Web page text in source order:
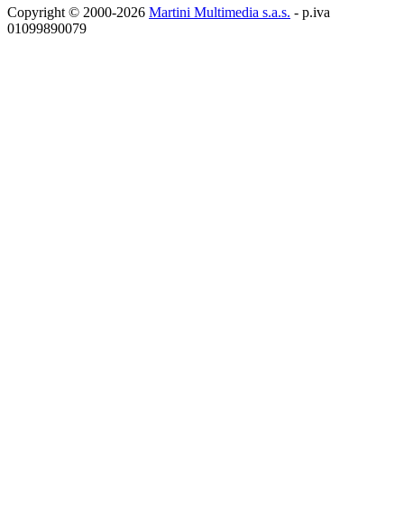
Copyright © 2000-2026 Martini Multimedia s.a.s. - p.iva
01099890079